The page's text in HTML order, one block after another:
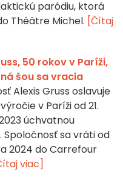
paródiu, ktorá
Théâtre Michel. [Čítaj
50 rokov v Paríži,
šou sa vracia
Alexis Gruss oslavuje
v Paríži od 21.
úchvatnou
Spoločnosť sa vráti od
2024 do Carrefour
viac]